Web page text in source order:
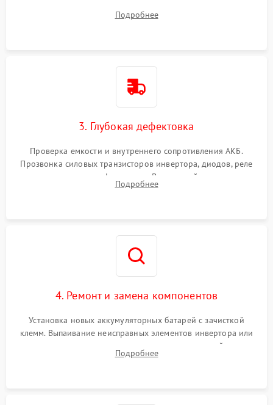
и кистей для предотвращения перегрева и замыканий.
Подробнее
3. Глубокая дефектовка
Проверка емкости и внутреннего сопротивления АКБ.
Прозвонка силовых транзисторов инвертора, диодов, реле
переключения и трансформатора. Визуальный поиск вздутых
конденсаторов и прогаров на печатной плате.
Подробнее
4. Ремонт и замена компонентов
Установка новых аккумуляторных батарей с зачисткой
клемм. Выпаивание неисправных элементов инвертора или
цепи зарядки и монтаж новых радиодеталей.
Восстановление поврежденных токоведущих дорожек и
Подробнее